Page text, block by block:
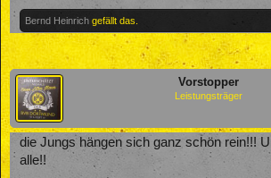
Bernd Heinrich gefällt das.
Vorstopper
Leistungsträger
die Jungs hängen sich ganz schön rein!!!
alle!!